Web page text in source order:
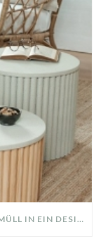
DIY UPCYLING IDEE: WIE MAN SPERRMÜLL IN EIN DESIGNER TEIL VERWANDELT